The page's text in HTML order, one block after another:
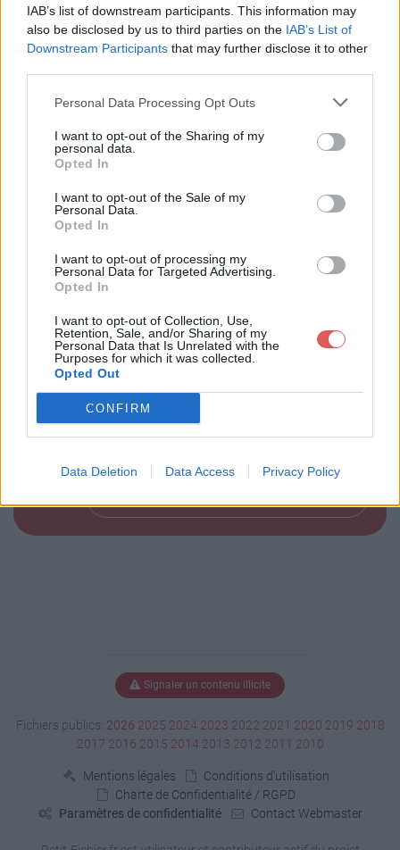
IAB’s list of downstream participants. This information may
also be disclosed by us to third parties on the IAB’s List of
Downstream Participants that may further disclose it to other
Personal Data Processing Opt Outs
I want to opt-out of the Sharing of my
personal data.
Opted In
I want to opt-out of the Sale of my
Personal Data.
Opted In
I want to opt-out of processing my
Personal Data for Targeted Advertising.
Opted In
I want to opt-out of Collection, Use,
Retention, Sale, and/or Sharing of my
Personal Data that Is Unrelated with the
Purposes for which it was collected.
Opted Out
CONFIRM
Data Deletion Data Access Privacy Policy
Partager le fichier kkkk.txt sur le
Web et les réseaux sociaux:
Télécharger le fichier kkkk.txt
Télécharger kkkk.txt
Signaler un contenu illicite
Fichiers publics: 2026 2025 2024 2023 2022 2021 2020 2019 2018
2017 2016 2015 2014 2013 2012 2011 2010
Mentions légales
Conditions d'utilisation
Charte de Confidentialité / RGPD
Paramètres de confidentialité
Contact Webmaster